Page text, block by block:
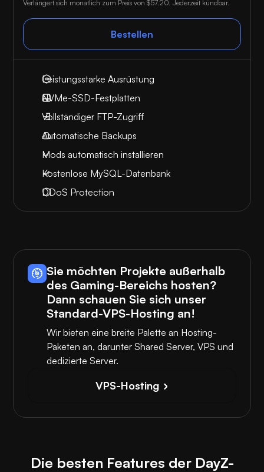
Verlängert sich monatlich zum Preis von $57.20 . Jederzeit kündbar.
Bestellen
Leistungsstarke Ausrüstung
NVMe-SSD-Festplatten
Vollständiger FTP-Zugriff
Automatische Backups
Mods automatisch installieren
Kostenlose MySQL-Datenbank
DDoS Protection
Sie möchten Projekte außerhalb
des Gaming-Bereichs hosten?
Dann schauen Sie sich unser
Standard-VPS-Hosting an!
Wir bieten eine breite Palette an Hosting-
Paketen an, darunter Shared Server, VPS und
dedizierte Server.
VPS-Hosting
Die besten Features der DayZ-